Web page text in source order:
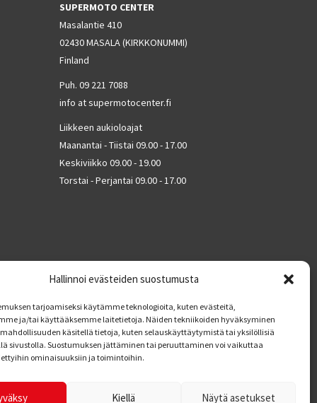
Hallinnoi evästeiden suostumusta
tarjoamiseksi käytämme teknologioita, kuten evästeitä,
ja/tai käyttääksemme laitetietoja. Näiden tekniikoiden hyväksyminen
käsitellä tietoja, kuten selauskäyttäytymistä tai yksilöllisiä
sivustolla. Suostumuksen jättäminen tai peruuttaminen voi vaikuttaa
ominaisuuksiin ja toimintoihin.
Kiellä Näytä asetukset
SUPERMOTO CENTER
Masalantie 410
02430 MASALA (KIRKKONUMMI)
Finland
Puh. 09 221 7088
info at supermotocenter.fi
Liikkeen aukioloajat
Maanantai - Tiistai 09.00 - 17.00
Keskiviikko 09.00 - 19.00
Torstai - Perjantai 09.00 - 17.00